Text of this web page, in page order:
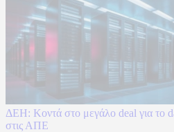
ΔΕΗ: Κοντά στο μεγάλο deal για το
στις ΑΠΕ